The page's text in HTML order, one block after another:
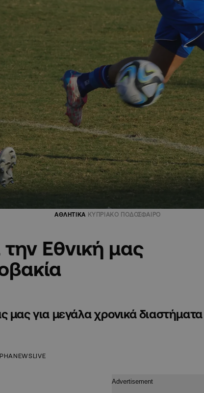
ΑΘΛΗΤΙΚΑ ΚΥΠΡΙΑΚΟ ΠΟΔΟΣΦΑΙΡΟ
Εθνική μας
για μεγάλα χρονικά διαστήματα